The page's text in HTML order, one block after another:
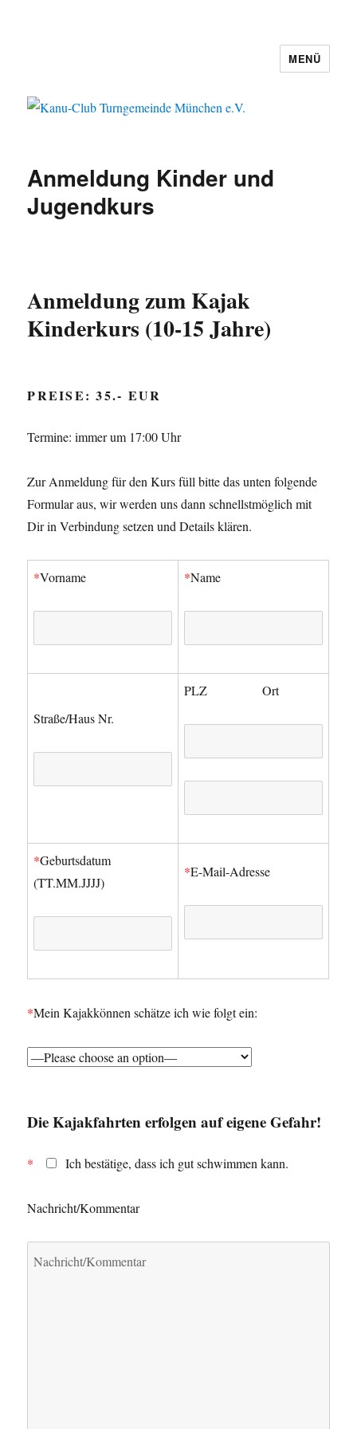
Kanu-Club Turngemeinde München
e.V.
MENÜ
Anmeldung Kinder und
Jugendkurs
Anmeldung zum Kajak
Kinderkurs (10-15 Jahre)
PREISE: 35.- EUR
Termine: immer um 17:00 Uhr
Zur Anmeldung für den Kurs füll bitte das unten folgende
Formular aus, wir werden uns dann schnellstmöglich mit
Dir in Verbindung setzen und Details klären.
*Vorname *Name
Straße/Haus Nr.
PLZ Ort
*Geburtsdatum
(TT.MM.JJJJ)
*E-Mail-Adresse
*Mein Kajakkönnen schätze ich wie folgt ein:
Die Kajakfahrten erfolgen auf eigene Gefahr!
* Ich bestätige, dass ich gut schwimmen kann.
Nachricht/Kommentar